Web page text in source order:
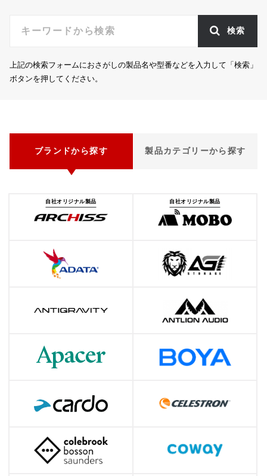
検索
上記の検索フォームにおさがしの製品名や型番などを入力して「検索」
ボタンを押してください。
ブランドから探す 製品カテゴリーから探す
自社オリジナル製品 自社オリジナル製品